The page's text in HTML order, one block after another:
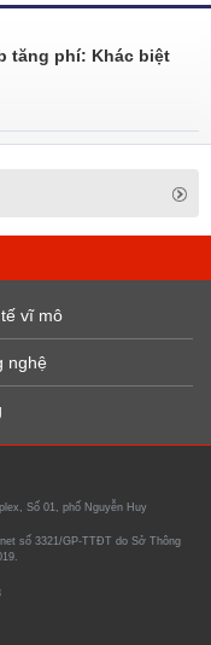
tăng phí: Khác biệt
vĩ mô
nghệ
Số 01, phố Nguyễn Huy
số 3321/GP-TTĐT do Sở Thông